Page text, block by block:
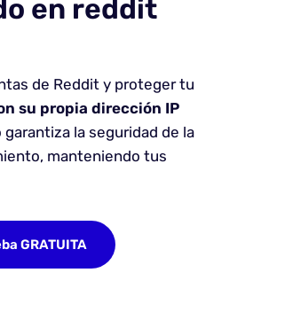
en reddit
de Reddit y proteger tu
su propia dirección IP
la seguridad de la
manteniendo tus
GRATUITA